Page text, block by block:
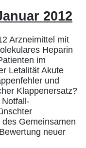
2012
Arzneimittel mit
Heparin
im
Letalität Akute
und
Klappenersatz?
Gemeinsamen
neuer